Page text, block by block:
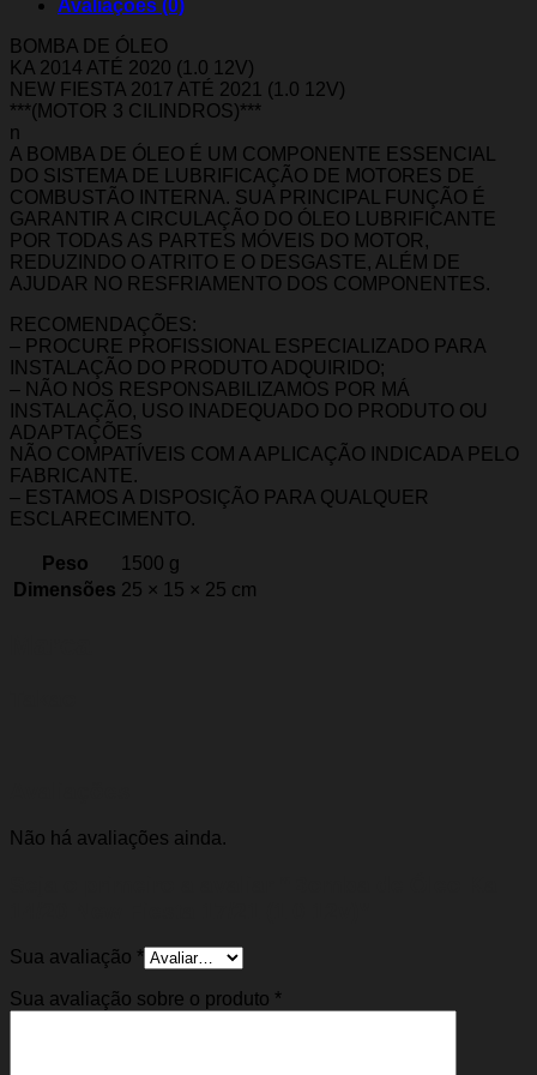
Avaliações (0)
BOMBA DE ÓLEO
KA 2014 ATÉ 2020 (1.0 12V)
NEW FIESTA 2017 ATÉ 2021 (1.0 12V)
***(MOTOR 3 CILINDROS)***
n
A BOMBA DE ÓLEO É UM COMPONENTE ESSENCIAL
DO SISTEMA DE LUBRIFICAÇÃO DE MOTORES DE
COMBUSTÃO INTERNA. SUA PRINCIPAL FUNÇÃO É
GARANTIR A CIRCULAÇÃO DO ÓLEO LUBRIFICANTE
POR TODAS AS PARTES MÓVEIS DO MOTOR,
REDUZINDO O ATRITO E O DESGASTE, ALÉM DE
AJUDAR NO RESFRIAMENTO DOS COMPONENTES.
RECOMENDAÇÕES:
– PROCURE PROFISSIONAL ESPECIALIZADO PARA
INSTALAÇÃO DO PRODUTO ADQUIRIDO;
– NÃO NOS RESPONSABILIZAMOS POR MÁ
INSTALAÇÃO, USO INADEQUADO DO PRODUTO OU
ADAPTAÇÕES
NÃO COMPATÍVEIS COM A APLICAÇÃO INDICADA PELO
FABRICANTE.
– ESTAMOS A DISPOSIÇÃO PARA QUALQUER
ESCLARECIMENTO.
Peso
1500 g
Dimensões 25 × 15 × 25 cm
Não há avaliações ainda.
Sua avaliação *
Sua avaliação sobre o produto *